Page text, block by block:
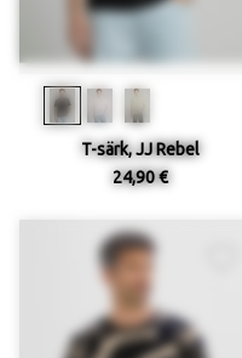
T-särk, JJ Rebel
24,90 €